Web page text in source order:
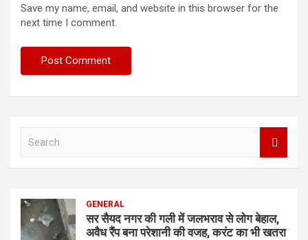
Save my name, email, and website in this browser for the
next time I comment.
h
GENERAL
सर सैयद नगर की गली में जलभराव से लोग बेहाल,
अवैध रैंप बना परेशानी की वजह, करंट का भी खतरा